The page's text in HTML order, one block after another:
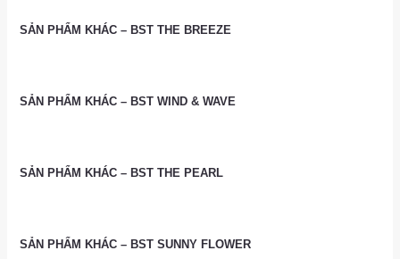
SẢN PHẨM KHÁC – BST THE BREEZE
SẢN PHẨM KHÁC – BST WIND & WAVE
SẢN PHẨM KHÁC – BST THE PEARL
SẢN PHẨM KHÁC – BST SUNNY FLOWER